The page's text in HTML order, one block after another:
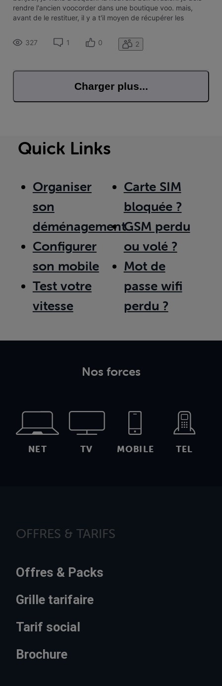
rendre l'ancien voocorder dans une boutique voo. mais,
avant de le restituer, il y a t'il moyen de récupérer les
d'avance
327 1 0 2
Charger plus...
Quick Links
Organiser
son
déménagement
Configurer
son mobile
Test votre
vitesse
Carte SIM
bloquée ?
GSM perdu
ou volé ?
Mot de
passe wifi
perdu ?
Nos forces
NET TV MOBILE TEL
OFFRES & TARIFS
Offres & Packs
Grille tarifaire
Tarif social
Brochure